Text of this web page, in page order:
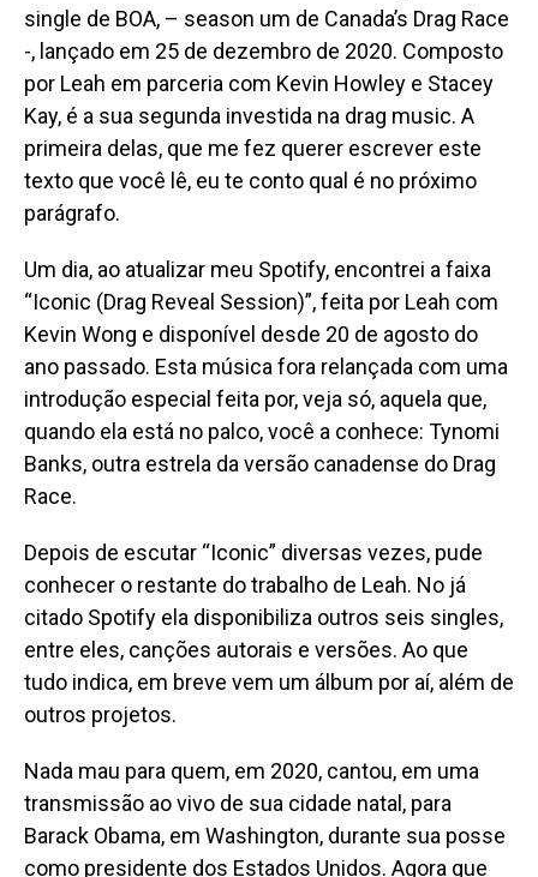
single de BOA, – season um de Canada’s Drag Race
-, lançado em 25 de dezembro de 2020. Composto
por Leah em parceria com Kevin Howley e Stacey
Kay, é a sua segunda investida na drag music. A
primeira delas, que me fez querer escrever este
texto que você lê, eu te conto qual é no próximo
parágrafo.
Um dia, ao atualizar meu Spotify, encontrei a faixa
“Iconic (Drag Reveal Session)”,feita por Leah com
Kevin Wong e disponível desde 20 de agosto do
ano passado. Esta música fora relançada com uma
introdução especial feita por, veja só, aquela que,
quando ela está no palco, você a conhece: Tynomi
Banks, outra estrela da versão canadense do Drag
Race.
Depois de escutar “Iconic” diversas vezes, pude
conhecer o restante do trabalho de Leah. No já
citado Spotify ela disponibiliza outros seis singles,
entre eles, canções autorais e versões. Ao que
tudo indica, em breve vem um álbum por aí, além de
outros projetos.
Nada mau para quem, em 2020, cantou, em uma
transmissão ao vivo de sua cidade natal, para
Barack Obama, em Washington, durante sua posse
como presidente dos Estados Unidos. Agora que